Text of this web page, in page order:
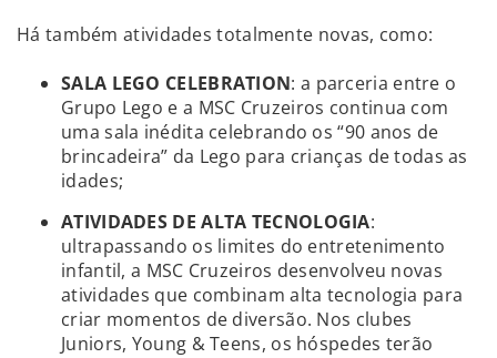
Há também atividades totalmente novas, como:
SALA LEGO CELEBRATION: a parceria entre o
Grupo Lego e a MSC Cruzeiros continua com
uma sala inédita celebrando os “90 anos de
brincadeira” da Lego para crianças de todas as
idades;
ATIVIDADES DE ALTA TECNOLOGIA:
ultrapassando os limites do entretenimento
infantil, a MSC Cruzeiros desenvolveu novas
atividades que combinam alta tecnologia para
criar momentos de diversão. Nos clubes
Juniors, Young & Teens, os hóspedes terão